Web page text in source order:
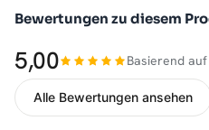
Bewertungen zu diesem
5,00 Basierend
Alle Bewertungen ansehen